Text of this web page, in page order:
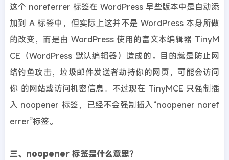
这个 noreferrer 标签在 WordPress 早些版本中是自动添
加到 A 标签中，但实际上这并不是 WordPress 本身所做
的改变，而是由 WordPress 使用的富文本编辑器 TinyM
CE（WordPress 默认编辑器）造成的。目的就是防止网
络钓鱼攻击，垃圾邮件发送者劫持你的网页，可能会访问
你 的网站或访问机密信息。不过现在 TinyMCE 只强制插
入 noopener 标签，已经不会强制插入“noopener noref
errer”标签。
三、noopener 标签是什么意思？